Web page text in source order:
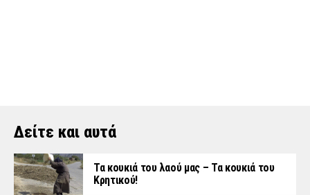
Δείτε και αυτά
Τα κουκιά του λαού μας – Τα κουκιά του
Κρητικού!